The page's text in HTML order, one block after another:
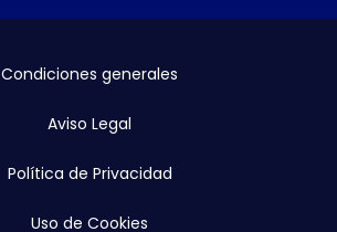
Condiciones generales
Aviso Legal
Política de Privacidad
Uso de Cookies